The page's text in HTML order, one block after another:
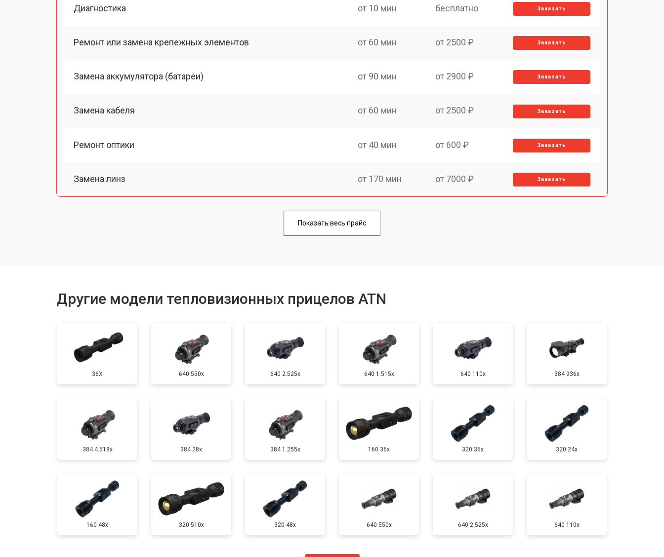
Диагностика от 10 мин бесплатно Заказать
Ремонт или замена крепежных элементов от 60 мин от 2500 ₽ Заказать
Замена аккумулятора (батареи) от 90 мин от 2900 ₽ Заказать
Замена кабеля от 60 мин от 2500 ₽ Заказать
Ремонт оптики от 40 мин от 600 ₽ Заказать
Замена линз от 170 мин от 7000 ₽ Заказать
от 70 мин
Показать весь прайс
Другие модели тепловизионных прицелов ATN
36X 640 550x 640 2.525x 640 1.515x 640 110x 384 936x
384 4.518x 384 28x 384 1.255х 160 36x 320 36x 320 24x
160 48x 320 510x 320 48x 640 550x 640 2.525x 640 110x